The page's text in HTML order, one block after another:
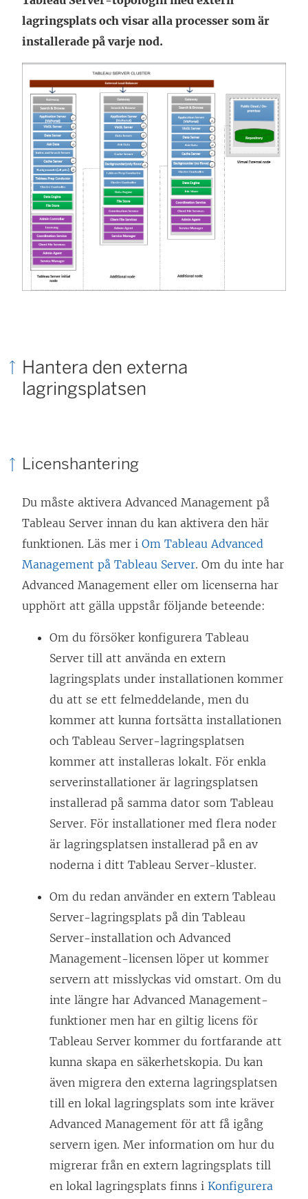
lagringsplats och visar alla processer som är
installerade på varje nod.
Hantera den externa
lagringsplatsen
Licenshantering
Du måste aktiveraAdvanced Management på
Tableau Server innan du kan aktivera den här
funktionen. Läs mer i Om Tableau Advanced
Management på Tableau Server. Om du inte har
Advanced Management eller om licenserna har
upphört att gälla uppstår följande beteende:
Om du försöker konfigurera Tableau
Server till att använda en extern
lagringsplats under installationen kommer
du att se ett felmeddelande, men du
kommer att kunna fortsätta installationen
och Tableau Server-lagringsplatsen
kommer att installeras lokalt. För enkla
serverinstallationer är lagringsplatsen
installerad på samma dator som Tableau
Server. För installationer med flera noder
är lagringsplatsen installerad på en av
noderna i ditt Tableau Server-kluster.
Om du redan använder en extern Tableau
Server-lagringsplats på din Tableau
Server-installation ochAdvanced
Management-licensen löper ut kommer
servern att misslyckas vid omstart. Om du
inte längre harAdvanced Management-
funktioner men har en giltig licens för
Tableau Server kommer du fortfarande att
kunna skapa en säkerhetskopia. Du kan
även migrera den externa lagringsplatsen
till en lokal lagringsplats som inte kräver
Advanced Management för att få igång
servern igen. Mer information om hur du
migrerar från en extern lagringsplats till
en lokal lagringsplats finns i Konfigurera